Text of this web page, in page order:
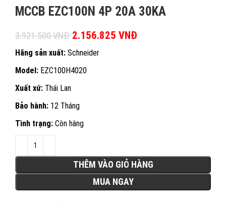
MCCB EZC100N 4P 20A 30KA
3.921.500VNĐ Giá gốc là: 3.921.500 VNĐ.
2.156.825 VNĐ
Hãng sản xuất: Schneider
Model: EZC100H4020
Xuất xứ: Thái Lan
Bảo hành: 12 Tháng
Tình trạng: Còn hàng
THÊM VÀO GIỎ HÀNG
MUA NGAY